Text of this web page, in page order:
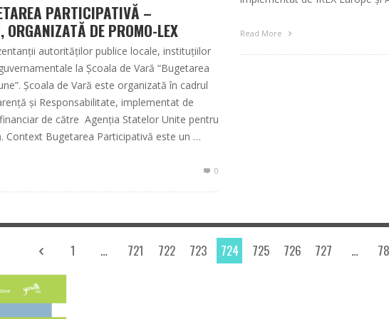
Read More
PARTICIPATIVĂ –
DE PROMO-LEX
autorităților publice locale, instituțiilor
la Școala de Vară “Bugetarea
Școala de Vară este organizată în cadrul
și Responsabilitate, implementat de
de către Agenția Statelor Unite pentru
Context Bugetarea Participativă este un …
0
1 … 721 722 723 724 725 726 727 …